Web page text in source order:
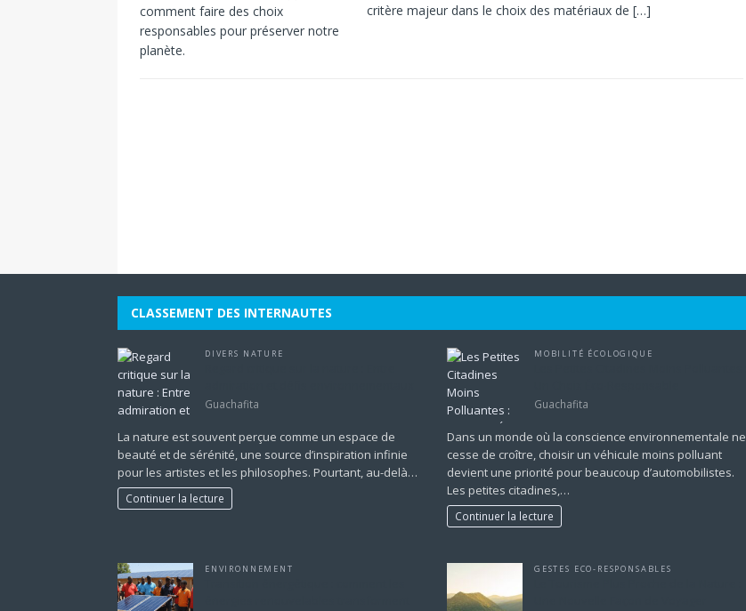
critère majeur dans le choix des matériaux de […]
CLASSEMENT DES INTERNAUTES
DIVERS NATURE
Guachafita
La nature est souvent perçue comme un espace de
beauté et de sérénité, une source d’inspiration infinie
pour les artistes et les philosophes. Pourtant, au-delà…
Continuer la lecture
MOBILITÉ ÉCOLOGIQUE
Guachafita
Dans un monde où la conscience environnementale ne
cesse de croître, choisir un véhicule moins polluant
devient une priorité pour beaucoup d’automobilistes.
Les petites citadines,…
Continuer la lecture
ENVIRONNEMENT GESTES ECO-RESPONSABLES